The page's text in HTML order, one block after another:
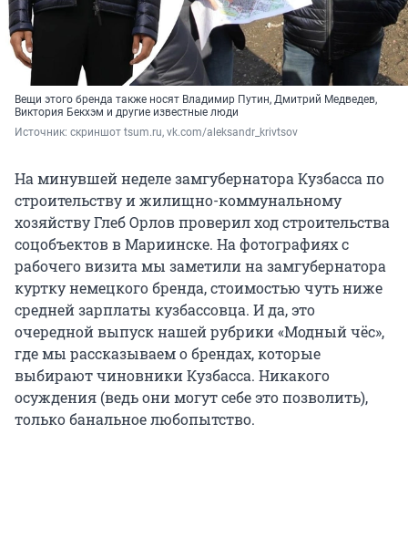
Вещи этого бренда также носят Владимир Путин, Дмитрий Медведев,
Виктория Бекхэм и другие известные люди
Источник: скриншот tsum.ru, vk.com/aleksandr_krivtsov
На минувшей неделе замгубернатора Кузбасса по
строительству и жилищно-коммунальному
хозяйству Глеб Орлов проверил ход строительства
соцобъектов в Мариинске. На фотографиях с
рабочего визита мы заметили на замгубернатора
куртку немецкого бренда, стоимостью чуть ниже
средней зарплаты кузбассовца. И да, это
очередной выпуск нашей рубрики «Модный чёс»,
где мы рассказываем о брендах, которые
выбирают чиновники Кузбасса. Никакого
осуждения (ведь они могут себе это позволить),
только банальное любопытство.